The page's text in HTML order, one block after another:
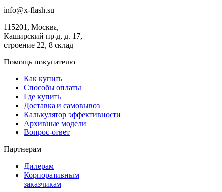
info@x-flash.su
115201, Москва,
Каширский пр-д, д. 17,
строение 22, 8 склад
Помощь покупателю
Как купить
Способы оплаты
Где купить
Доставка и самовывоз
Калькулятор эффективности
Архивные модели
Вопрос-ответ
Партнерам
Дилерам
Корпоративным
заказчикам